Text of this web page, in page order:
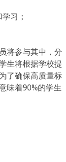
习；
将参与其中，分
生将根据学校提
了确保高质量标
味着90%的学生